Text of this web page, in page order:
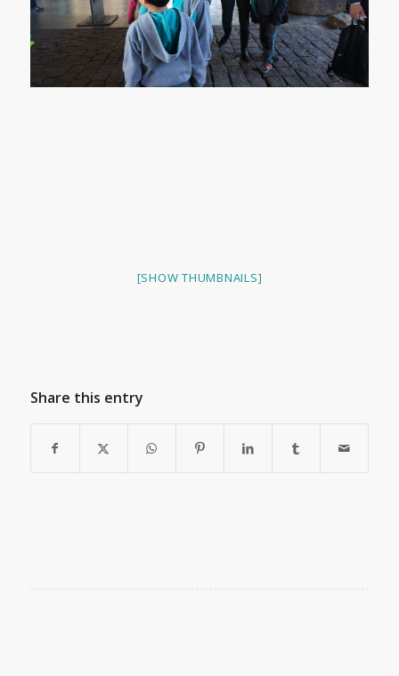
[SHOW THUMBNAILS]
Share this entry